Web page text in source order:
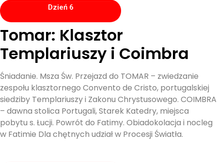
Dzień 6
Tomar: Klasztor
Templariuszy i Coimbra
Śniadanie. Msza Św. Przejazd do TOMAR – zwiedzanie
zespołu klasztornego Convento de Cristo, portugalskiej
siedziby Templariuszy i Zakonu Chrystusowego. COIMBRA
– dawna stolica Portugali, Starek Katedry, miejsca
pobytu s. Łucji. Powrót do Fatimy. Obiadokolacja i nocleg
w Fatimie Dla chętnych udział w Procesji Światła.